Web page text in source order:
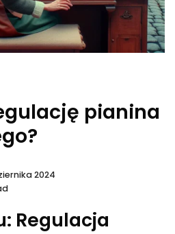
pianina
2024
Regulacja